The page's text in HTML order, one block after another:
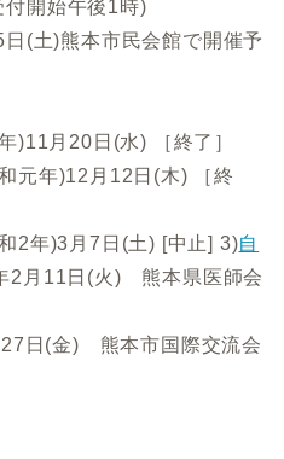
開始午後1時)
(土)熊本市民会館で開催予
)11月20日(水) ［終了］
元年)12月12日(木) ［終
2年)3月7日(土) [中止] 3)自
月11日(火) 熊本県医師会
日(金) 熊本市国際交流会